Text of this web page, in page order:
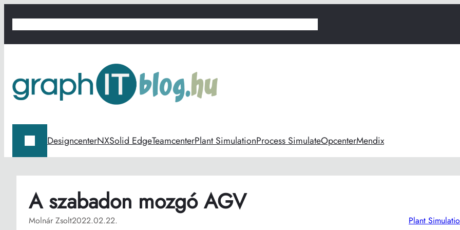
tartalomhoz
DesigncenterNXSolid EdgeTeamcenterPlant SimulationProcess SimulateOpcenterMendix
A szabadon mozgó AGV
Molnár Zsolt2022.02.22.
Plant